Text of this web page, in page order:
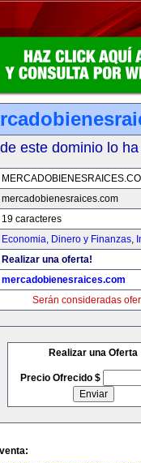
este dominio lo
mercadobienesraices.com
19 caracteres
Economia, Dinero y Finanzas,
Realizar una oferta!
mercadobienesraices.com
Serán consideradas
Realizar una Oferta
Precio Ofrecido $